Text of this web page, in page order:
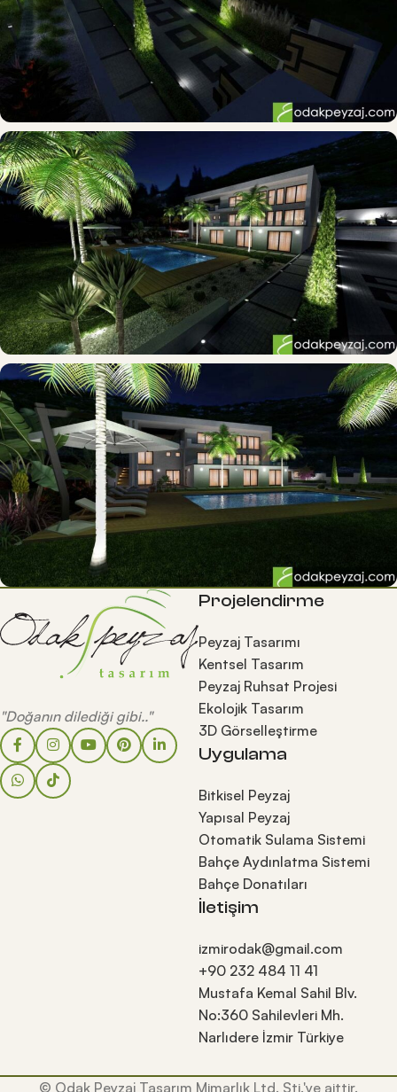
"Doğanın dilediği gibi.."
Projelendirme
Peyzaj Tasarımı
Kentsel Tasarım
Peyzaj Ruhsat Projesi
Ekolojik Tasarım
3D Görselleştirme
Uygulama
Bitkisel Peyzaj
Yapısal Peyzaj
Otomatik Sulama Sistemi
Bahçe Aydınlatma Sistemi
Bahçe Donatıları
İletişim
izmirodak@gmail.com
+90 232 484 11 41
Mustafa Kemal Sahil Blv.
No:360 Sahilevleri Mh.
Narlıdere İzmir Türkiye
© Odak Peyzaj Tasarım Mimarlık Ltd. Şti.'ye aittir.